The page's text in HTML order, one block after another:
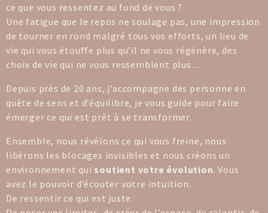
ce que vous ressentez au fond de vous ?
Une fatigue que le repos ne soulage pas, une impression
de tourner en rond malgré tous vos efforts, un lieu de
vie qui vous étouffe plus qu’il ne vous régénère, des
choix de vie qui ne vous ressemblent plus…
Depuis près de 20 ans, j’accompagne des personne en
quête de sens et d’équilibre, je vous guide pour faire
émerger ce qui est prêt à se transformer.
Ensemble, nous révélons ce qui vous freine, nous
libérons les blocages invisibles et nous créons un
environnement qui soutient votre évolution. Vous
avez le pouvoir d’écouter votre intuition.
De ressentir ce qui est juste.